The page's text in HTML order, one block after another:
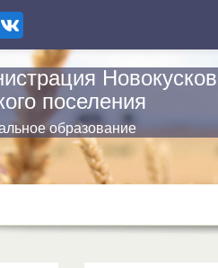
поселения
образование